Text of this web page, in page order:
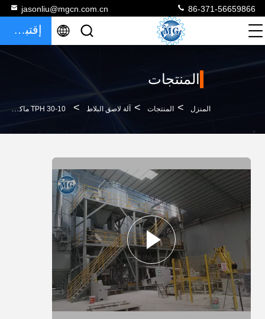
jasonliu@mgcn.com.cn 86-371-56659866
إقتباس
المنتجات
المنزل > المنتجات > آلة لاصق البلاط > 10-30 TPH ماكينة صنع لاصق البلاط الأوتوماتيكية لملصق البلاط والجص